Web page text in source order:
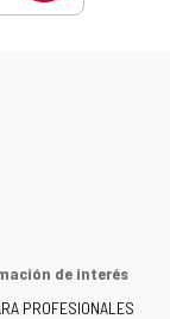
de interés
PROFESIONALES